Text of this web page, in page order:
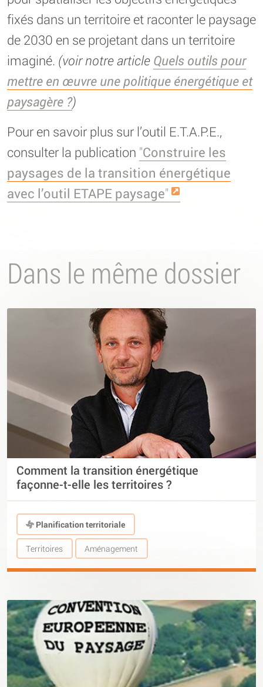
fixés dans un territoire et raconter le paysage
de 2030 en se projetant dans un territoire
imaginé. (voir notre article Quels outils pour
mettre en œuvre une politique énergétique et
paysagère ?)
Pour en savoir plus sur l’outil E.T.A.P.E.,
consulter la publication "Construire les
paysages de la transition énergétique
avec l’outil ETAPE paysage"
Dans le même dossier
Comment la transition énergétique
façonne-t-elle les territoires ?
Planification territoriale
Territoires Aménagement